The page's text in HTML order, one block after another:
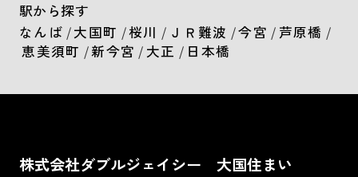
駅から探す
なんば /大国町 /桜川 / ＪＲ難波 /今宮 / 芦原橋 /
恵美須町 /新今宮 / 大正 / 日本橋
株式会社ダブルジェイシー 大国住まい